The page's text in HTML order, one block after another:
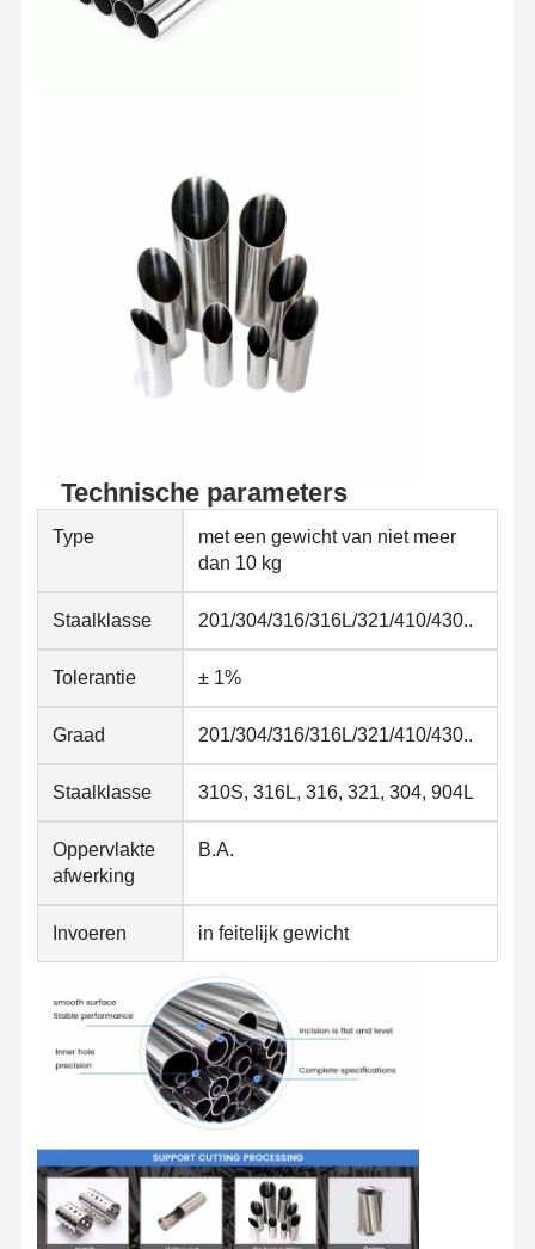
Kwaliteitscont
Contacteer
Ons
Gelaste staalpijpen
Naadloze Staalpijpen
Precisie stalen buizen
geallieerde spoelen
Koudgewalste rollen
met een gewicht van niet meer dan 50 kg
Koelen van roestvrij staal
Aluminiumstaven en - spoelen
Zinkbaren
Loodbalken en -platen
Technische parameters
Type
met een gewicht van niet meer
dan 10 kg
Staalklasse 201/304/316/316L/321/410/430..
Tolerantie ± 1%
Graad 201/304/316/316L/321/410/430..
Staalklasse 310S, 316L, 316, 321, 304, 904L
Oppervlakte
afwerking
B.A.
Invoeren in feitelijk gewicht